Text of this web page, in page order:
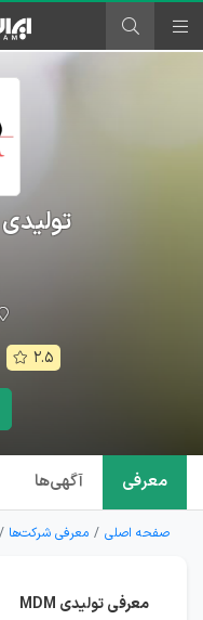
۲.۵
معرفی آگهی‌ها
صفحه اصلی معرفی شرکت‌ها
معرفی تولیدی MDM